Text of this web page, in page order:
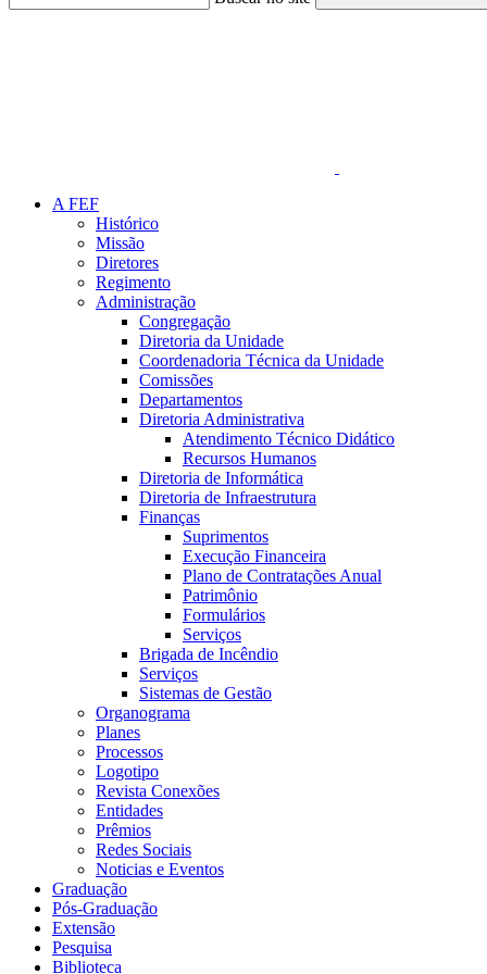
A FEF
Histórico
Missão
Diretores
Regimento
Administração
Congregação
Diretoria da Unidade
Coordenadoria Técnica da Unidade
Comissões
Departamentos
Diretoria Administrativa
Atendimento Técnico Didático
Recursos Humanos
Diretoria de Informática
Diretoria de Infraestrutura
Finanças
Suprimentos
Execução Financeira
Plano de Contratações Anual
Patrimônio
Formulários
Serviços
Brigada de Incêndio
Serviços
Sistemas de Gestão
Organograma
Planes
Processos
Logotipo
Revista Conexões
Entidades
Prêmios
Redes Sociais
Noticias e Eventos
Graduação
Pós-Graduação
Extensão
Pesquisa
Biblioteca